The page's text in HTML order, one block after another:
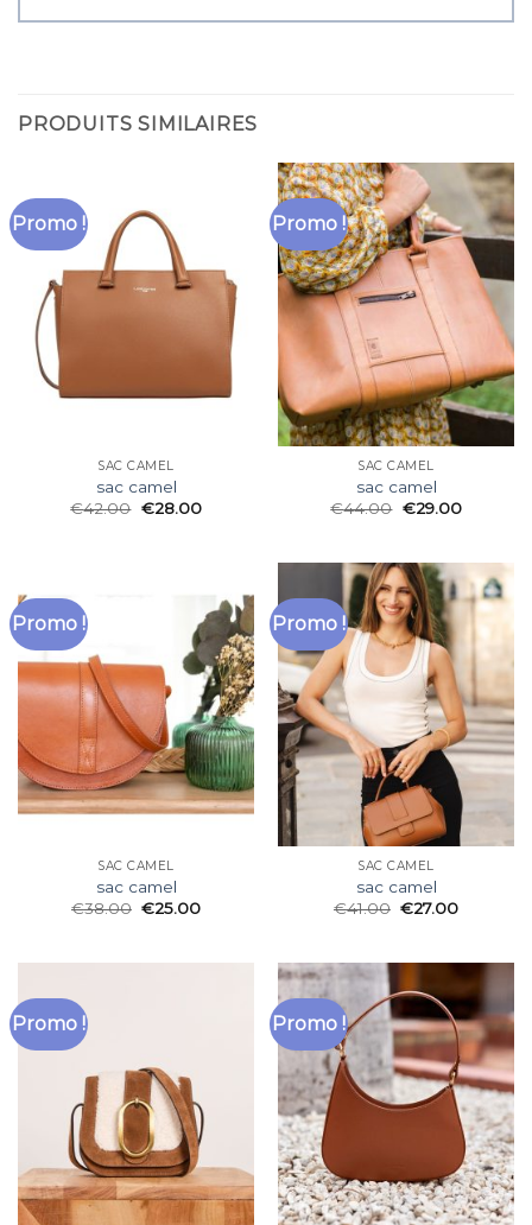
PRODUITS SIMILAIRES
Promo !
SAC CAMEL
sac camel
€42.00 €28.00
Promo !
SAC CAMEL
sac camel
€44.00 €29.00
Promo !
SAC CAMEL
sac camel
€38.00 €25.00
Promo !
SAC CAMEL
sac camel
€41.00 €27.00
Promo ! Promo !